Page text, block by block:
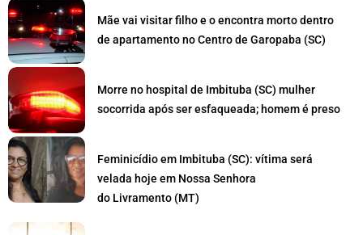
Mãe vai visitar filho e o encontra morto dentro
de apartamento no Centro de Garopaba (SC)
Morre no hospital de Imbituba (SC) mulher
socorrida após ser esfaqueada; homem é preso
Feminicídio em Imbituba (SC): vítima será
velada hoje em Nossa Senhora
do Livramento (MT)